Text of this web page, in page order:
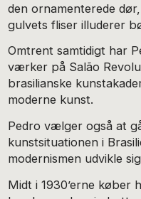
den ornamenterede
gulvets fliser illuderer
Omtrent samtidigt har
værker på Salão
brasilianske
moderne kunst.
Pedro vælger også at
kunstsituationen i
modernismen udvikle
Midt i 1930’erne køber